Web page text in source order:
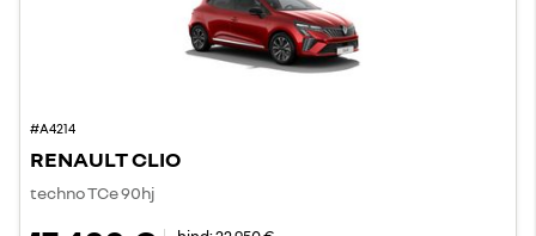
#A4214
RENAULT CLIO
techno TCe 90hj